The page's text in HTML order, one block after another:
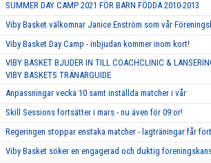
SUMMER DAY CAMP 2021 FÖR BARN FÖDDA 2010-2013
Viby Basket välkomnar Janice Enström som vår
Viby Basket Day Camp - inbjudan kommer inom kort!
VIBY BASKET BJUDER IN TILL COACHCLINIC &
VIBY BASKETS TRÄNARGUIDE
Anpassningar vecka 10 samt inställda matcher i vår
Skill Sessions fortsätter i mars - nu även för 09:or!
Regeringen stoppar enstaka matcher - lagträningar får
Viby Basket söker en engagerad och duktig